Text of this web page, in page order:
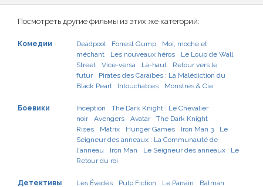
Посмотреть другие фильмы из этих же категорий:
Комедии Deadpool Forrest Gump
Moi, moche et
méchant
Les nouveaux héros
Le Loup de Wall
Street
Vice-versa Là-haut
Retour vers le
futur
Pirates des Caraïbes : La Malédiction du
Black Pearl
Intouchables Monstres & Cie
Боевики Inception
The Dark Knight : Le Chevalier
noir
Avengers Avatar
The Dark Knight
Rises
Matrix Hunger Games Iron Man 3
Le
Seigneur des anneaux : La Communauté de
l'anneau
Iron Man
Le Seigneur des anneaux : Le
Retour du roi
Детективы Les Évadés Pulp Fiction Le Parrain Batman